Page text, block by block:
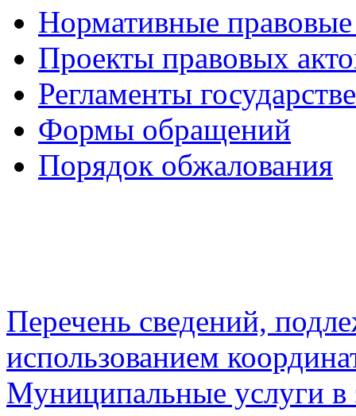
Нормативные
Проекты правовых
Регламенты
Формы обращений
Порядок обжалования
Перечень сведений,
использованием
Муниципальные услуги в